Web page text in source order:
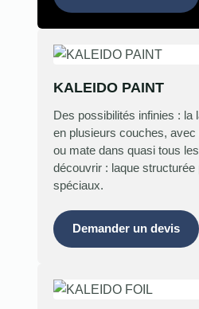
KALEIDO PAINT
Des possibilités infinies : la
en plusieurs couches, avec
ou mate dans quasi tous
découvrir : laque structurée
spéciaux.
Demander un devis